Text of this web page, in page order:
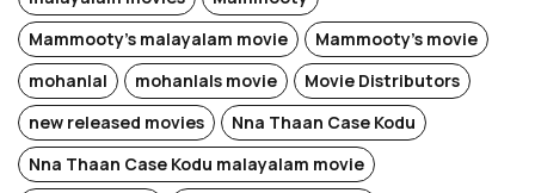
Mammooty's malayalam movie
Mammooty's movie
mohanlal
mohanlals movie
Movie Distributors
new released movies
Nna Thaan Case Kodu
Nna Thaan Case Kodu malayalam movie